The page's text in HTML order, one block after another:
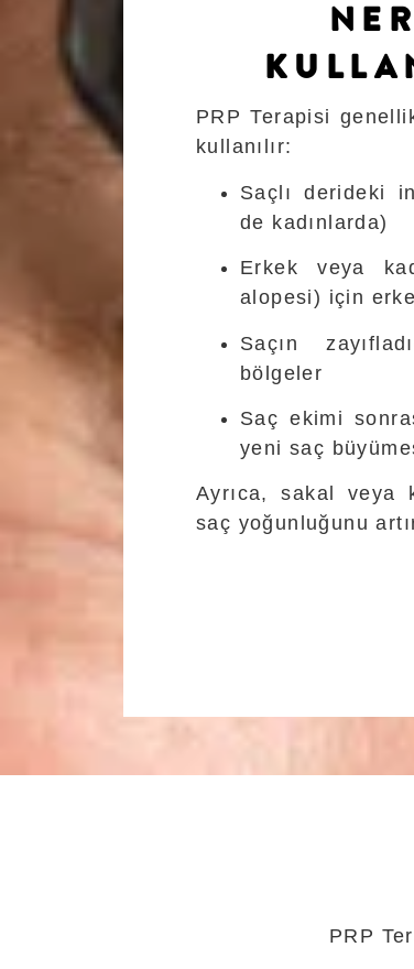
PRP Terapisi
kullanılır:
Saçlı derideki
de kadınlarda)
Erkek veya
alopesi) için
Saçın
bölgeler
Saç ekimi
yeni saç
Ayrıca, sakal veya
saç yoğunluğunu
PRP